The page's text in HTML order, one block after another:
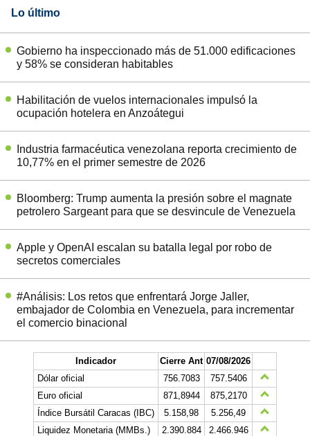
Lo último
Gobierno ha inspeccionado más de 51.000 edificaciones
y 58% se consideran habitables
Habilitación de vuelos internacionales impulsó la
ocupación hotelera en Anzoátegui
Industria farmacéutica venezolana reporta crecimiento de
10,77% en el primer semestre de 2026
Bloomberg: Trump aumenta la presión sobre el magnate
petrolero Sargeant para que se desvincule de Venezuela
Apple y OpenAI escalan su batalla legal por robo de
secretos comerciales
#Análisis: Los retos que enfrentará Jorge Jaller,
embajador de Colombia en Venezuela, para incrementar
el comercio binacional
Indicador Cierre Ant 07/08/2026
Dólar oficial
756.7083
757.5406
Euro oficial
871,8944
875,2170
Índice Bursátil Caracas (IBC)
5.158,98
5.256,49
Liquidez Monetaria (MMBs.)
2.390.884
2.466.946